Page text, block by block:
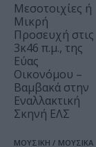
Μεσοτοιχίες ή
Μικρή
Προσευχή στις
3κ46 π.μ., της
Εύας
Οικονόμου –
Βαμβακά στην
Εναλλακτική
Σκηνή ΕΛΣ
ΜΟΥΣΙΚΗ / ΜΟΥΣΙΚΑ